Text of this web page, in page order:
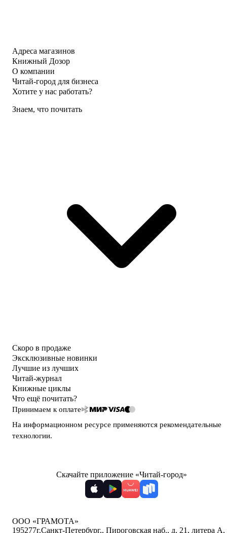
Адреса магазинов
Книжный Дозор
О компании
Читай-город для бизнеса
Хотите у нас работать?
Знаем, что почитать
Скоро в продаже
Эксклюзивные новинки
Лучшие из лучших
Читай-журнал
Книжные циклы
Что ещё почитать?
Принимаем к оплате
На информационном ресурсе применяются рекомендательные
технологии.
Скачайте приложение «Читай-город»
ООО «ГРАМОТА»
195277г.Санкт-Петербург,, Пироговская наб., д. 21, литера А,